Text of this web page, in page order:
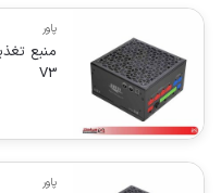
پاور
V3
پاور